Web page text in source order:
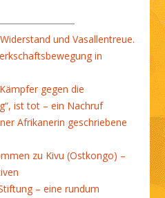
und Vasallentreue.
in
gegen die
ist tot – ein Nachruf
Afrikanerin geschriebene
zu Kivu (Ostkongo) –
– eine rundum